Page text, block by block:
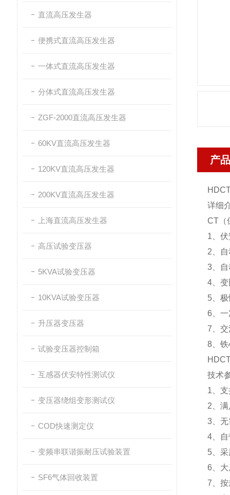
直流高压发生器
便携式直流高压发生器
一体式直流高压发生器
分体式直流高压发生器
ZGF-2000直流高压发生器
60KV直流高压发生器
120KV直流高压发生器
200KV直流高压发生器
上海直流高压发生器
高压试验变压器
5KVA试验变压器
10KVA试验变压器
升压器变压器
试验变压器控制箱
互感器伏安特性测试仪
变压器绕组变形测试仪
COD快速测定仪
变频串联谐振耐压试验装置
SF6气体回收装置
产
详细
CT（
1、
2、
3、
4、
5、
6、
7、
8、
技术
1、
2、
3、
4、
5、
6、
7、